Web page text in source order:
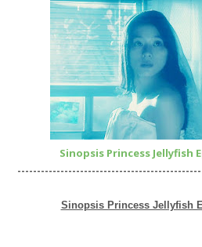
Sinopsis Princess Jellyfish
Sinopsis Princess Jellyfish